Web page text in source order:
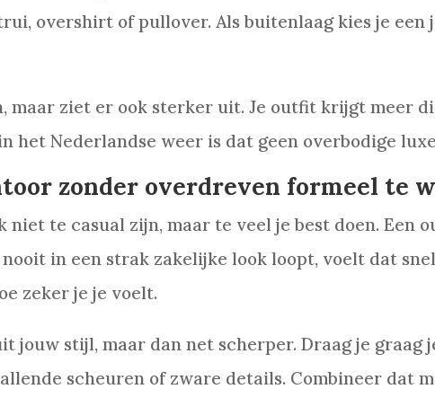
overshirt of pullover. Als buitenlaag kies je een
maar ziet er ook sterker uit. Je outfit krijgt meer
het Nederlandse weer is dat geen overbodige
zonder overdreven formeel te
te casual zijn, maar te veel je best doen. Een
nooit in een strak zakelijke look loopt, voelt dat
zeker je je voelt.
jouw stijl, maar dan net scherper. Draag je graag
scheuren of zware details. Combineer dat